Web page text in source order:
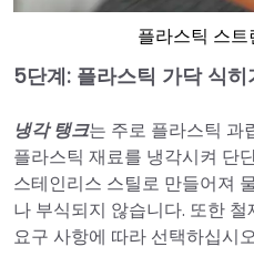
플라스틱 스
5단계: 플라스틱 가닥 식히
냉각 탱크는 주로 플라스틱 과
플라스틱 재료를 냉각시켜 단
스테인리스 스틸로 만들어져
나 부식되지 않습니다. 또한
요구 사항에 따라 선택하십시